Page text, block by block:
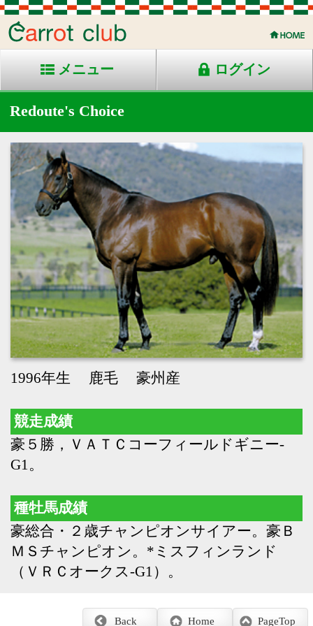
メニュー ログイン
Redoute's Choice
1996年生 鹿毛 豪州産
競走成績
豪５勝，ＶＡＴＣコーフィールドギニー-
G1。
種牡馬成績
豪総合・２歳チャンピオンサイアー。豪Ｂ
（ＶＲＣオークス-G1）。
PageTop
Home
Back
著作権 個人情報保護方針 ファンド勧誘方針
アプリケーションプライバシーポリシー
PCサイト Copyright © CARROTCLUB